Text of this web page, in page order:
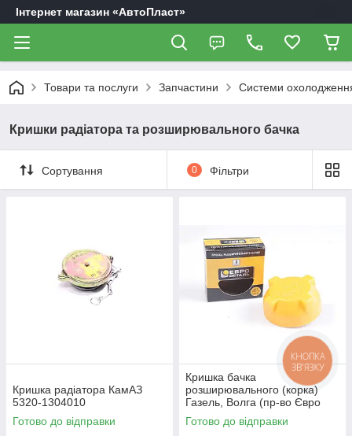
Інтернет магазин «АвтоПласт»
Товари та послуги Запчастини Системи
Кришки радіатора та розширювального бачка
Сортування 0 Фільтри
Кришка радіатора КамАЗ
5320-1304010
Готово до відправки
Кришка бачка
розширювального (корка)
Газель, Волга (пр-во Євро
Деталь, г.Ростів)
Готово до відправки
КНОПКА
ЗВ'ЯЗКУ